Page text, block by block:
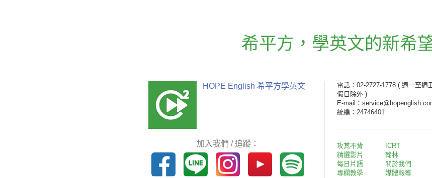
希平方 ， 學英文的新希
HOPE English 希平方學英文
加入我們 / 追蹤：
電話：02-2727-1778 ( 週一至週
假日除外 )
E-mail：
統編：24746401
攻其不背
精選影片
每日片語
專欄教學
ICRT
翰林
關於我們
媒體報導